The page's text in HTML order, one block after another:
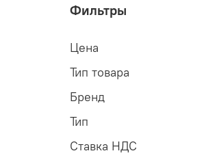
Фильтры
Цена
Тип товара
Бренд
Тип
Ставка НДС